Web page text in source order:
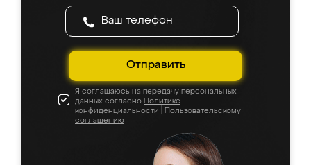
Отправить
Я соглашаюсь на передачу персональных
данных согласно Политике
конфиденциальности
Пользовательскому
соглашению